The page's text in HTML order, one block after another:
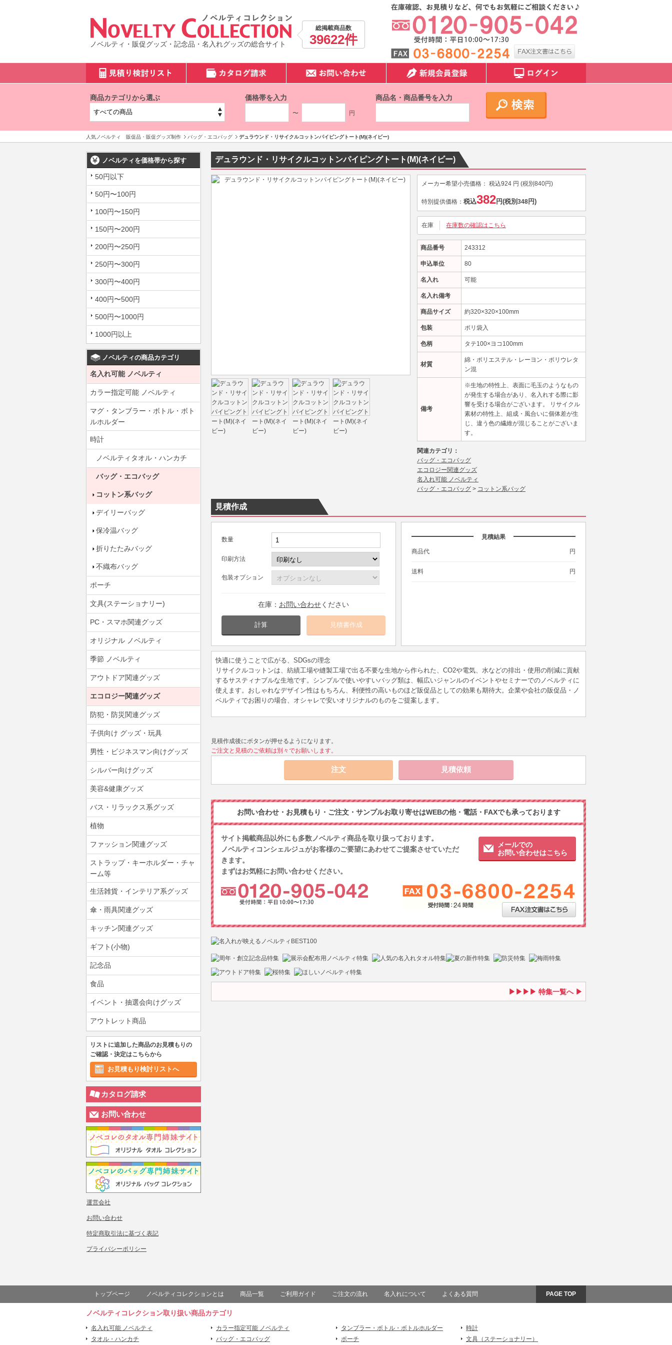
ノベルティ・販促グッズ・記念品・名入れグッズの総合サイト
総掲載商品数
39622件
商品カテゴリから選ぶ 価格帯を入力
〜 円
商品名・商品番号を入力
人気ノベルティ 販促品・販促グッズ制作 バッグ・エコバッグ デュラウンド・リサイクルコットンパイピングトート(M)(ネイビー)
ノベルティを価格帯から探す
50円以下
50円〜100円
100円〜150円
150円〜200円
200円〜250円
250円〜300円
300円〜400円
400円〜500円
500円〜1000円
1000円以上
ノベルティの商品カテゴリ
名入れ可能 ノベルティ
カラー指定可能 ノベルティ
マグ・タンブラー・ボトル・ボト
ルホルダー
時計
ノベルティタオル・ハンカチ
バッグ・エコバッグ
コットン系バッグ
デイリーバッグ
保冷温バッグ
折りたたみバッグ
不織布バッグ
ポーチ
文具(ステーショナリー)
PC・スマホ関連グッズ
オリジナル ノベルティ
季節 ノベルティ
アウトドア関連グッズ
エコロジー関連グッズ
防犯・防災関連グッズ
子供向け グッズ・玩具
男性・ビジネスマン向けグッズ
シルバー向けグッズ
美容&健康グッズ
バス・リラックス系グッズ
植物
ファッション関連グッズ
ストラップ・キーホルダー・チャ
ーム等
生活雑貨・インテリア系グッズ
傘・雨具関連グッズ
キッチン関連グッズ
ギフト(小物)
記念品
食品
イベント・抽選会向けグッズ
アウトレット商品
リストに追加した商品のお見積もりの
ご確認・決定はこちらから
お見積もり検討リストへ
カタログ請求
お問い合わせ
運営会社
お問い合わせ
特定商取引法に基づく表記
プライバシーポリシー
デュラウンド・リサイクルコットンパイピングトート(M)(ネイビー)
メーカー希望小売価格： 税込924 円 (税別 840円)
特別提供価格： 税込382円(税別 348円)
在庫 在庫数の確認はこちら
商品番号 243312
申込単位 80
名入れ 可能
名入れ備考
商品サイズ 約320×320×100mm
包装 ポリ袋入
色柄 タテ100×ヨコ100mm
材質
綿・ポリエステル・レーヨン・ポリウレタ
ン混
備考
※生地の特性上、表面に毛玉のようなもの
が発生する場合があり、名入れする際に影
響を受ける場合がございます。 リサイクル
素材の特性上、組成・風合いに個体差が生
じ、違う色の繊維が混じることがございま
す。
関連カテゴリ：
バッグ・エコバッグ
エコロジー関連グッズ
名入れ可能 ノベルティ
バッグ・エコバッグ > コットン系バッグ
見積作成
数量
印刷方法
包装オプション
在庫： お問い合わせください
計算
見積結果
商品代 円
送料 円
快適に使うことで広がる、SDGsの理念
リサイクルコットンは、紡績工場や縫製工場で出る不要な生地から作られた、CO2や電気、水などの排出・使用の削減に貢献
するサスティナブルな生地です。シンプルで使いやすいバッグ類は、幅広いジャンルのイベントやセミナーでのノベルティに
使えます。おしゃれなデザイン性はもちろん、利便性の高いものほど販促品としての効果も期待大。企業や会社の販促品・ノ
ベルティでお困りの場合、オシャレで安いオリジナルのものをご提案します。
見積作成後にボタンが押せるようになります。
ご注文と見積のご依頼は別々でお願いします。
お問い合わせ・お見積もり・ご注文・サンプルお取り寄せはWEBの他・電話・FAXでも承っております
サイト掲載商品以外にも多数ノベルティ商品を取り扱っております。
ノベルティコンシェルジュがお客様のご要望にあわせてご提案させていただ
きます。
まずはお気軽にお問い合わせください。
メールでの
お問い合わせはこちら
特集一覧へ
トップページ ノベルティコレクションとは 商品一覧 ご利用ガイド ご注文の流れ 名入れについて よくある質問 PAGE TOP
ノベルティコレクション取り扱い商品カテゴリ
名入れ可能 ノベルティ カラー指定可能 ノベルティ タンブラー・ボトル・ボトルホルダー
時計
タオル・ハンカチ
バッグ・エコバッグ ポーチ 文具（ステーショナリー）